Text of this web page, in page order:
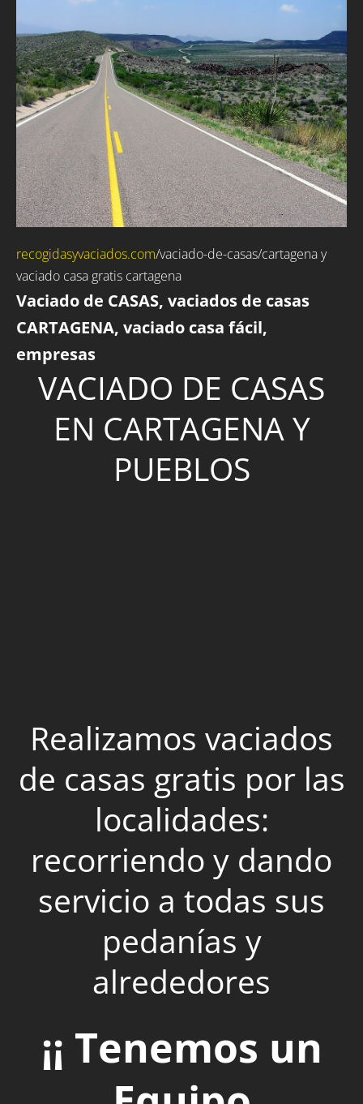
recogidasyvaciados.com/vaciado-de-casas/cartagena y
vaciado casa gratis cartagena
Vaciado de CASAS, vaciados de casas
CARTAGENA, vaciado casa fácil,
empresas
VACIADO DE CASAS
EN CARTAGENA Y
PUEBLOS
Realizamos vaciados
de casas gratis por las
localidades:
recorriendo y dando
servicio a todas sus
pedanías y
alrededores
¡¡ Tenemos un